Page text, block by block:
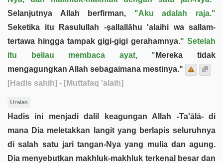
Selanjutnya Allah berfirman, "Aku adalah raja."
Seketika itu Rasulullah -ṣallallāhu 'alaihi wa sallam-
tertawa hingga tampak gigi-gigi gerahamnya." Setelah
itu beliau membaca ayat, " Mereka tidak
mengagungkan Allah sebagaimana mestinya."
[Hadis sahih] - [Muttafaq 'alaih]
Uraian
Hadis ini menjadi dalil keagungan Allah -Ta'ālā- di
mana Dia meletakkan langit yang berlapis seluruhnya
di salah satu jari tangan-Nya yang mulia dan agung.
Dia menyebutkan makhluk-makhluk terkenal besar dan